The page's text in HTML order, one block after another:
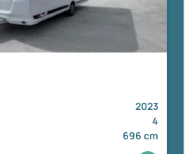
2023
4
696 cm